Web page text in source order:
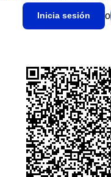
Inicia sesión o